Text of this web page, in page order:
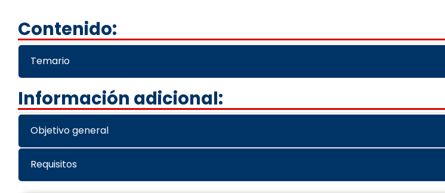
Contenido:
Temario
Información adicional:
Objetivo general
Requisitos